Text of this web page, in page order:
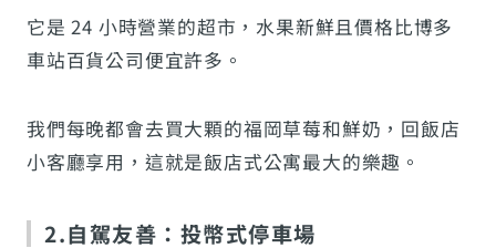
它是 24 小時營業的超市，水果新鮮且價格比博多
車站百貨公司便宜許多。
我們每晚都會去買大顆的福岡草莓和鮮奶，回飯店
小客廳享用，這就是飯店式公寓最大的樂趣。
2.自駕友善：投幣式停車場